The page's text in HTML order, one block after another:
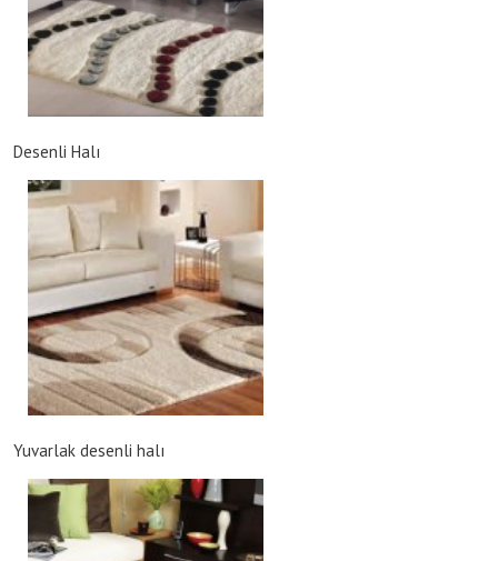
Desenli Halı
Yuvarlak desenli halı